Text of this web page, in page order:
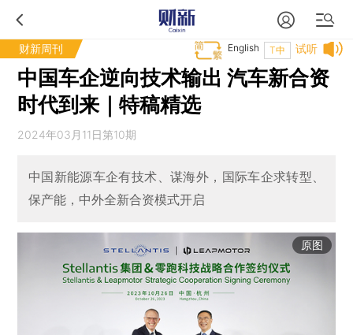
财新周刊 试听
T中
English
中国车企逆向技术输出 汽车新合资
时代到来｜特稿精选
2024年03月11日第10期
中国新能源车企有技术、谋海外，国际车企求转型、
保产能，中外全新合资模式开启
原图